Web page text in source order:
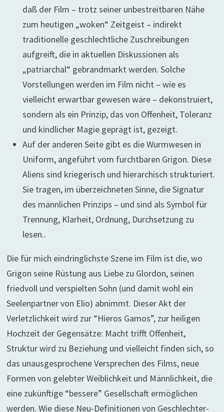
daß der Film – trotz seiner unbestreitbaren Nähe
zum heutigen „woken“ Zeitgeist – indirekt
traditionelle geschlechtliche Zuschreibungen
aufgreift, die in aktuellen Diskussionen als
„patriarchal“ gebrandmarkt werden. Solche
Vorstellungen werden im Film nicht – wie es
vielleicht erwartbar gewesen wäre – dekonstruiert,
sondern als ein Prinzip, das von Offenheit, Toleranz
und kindlicher Magie geprägt ist, gezeigt.
Auf der anderen Seite gibt es die Wurmwesen in
Uniform, angeführt vom furchtbaren Grigon. Diese
Aliens sind kriegerisch und hierarchisch strukturiert.
Sie tragen, im überzeichneten Sinne, die Signatur
des männlichen Prinzips – und sind als Symbol für
Trennung, Klarheit, Ordnung, Durchsetzung zu
lesen..
Die für mich eindringlichste Szene im Film ist die, wo
Grigon seine Rüstung aus Liebe zu Glordon, seinen
friedvoll und verspielten Sohn (und damit wohl ein
Seelenpartner von Elio) abnimmt. Dieser Akt der
Verletzlichkeit wird zur “Hieros Gamos”, zur heiligen
Hochzeit der Gegensätze: Macht trifft Offenheit,
Struktur wird zu Beziehung und vielleicht finden sich, so
das unausgesprochene Versprechen des Films, neue
Formen von gelebter Weiblichkeit und Männlichkeit, die
eine zukünftige “bessere” Gesellschaft ermöglichen
werden. Wie diese Neu-Definitionen von Geschlechter-